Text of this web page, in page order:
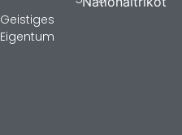
Geistiges
Eigentum